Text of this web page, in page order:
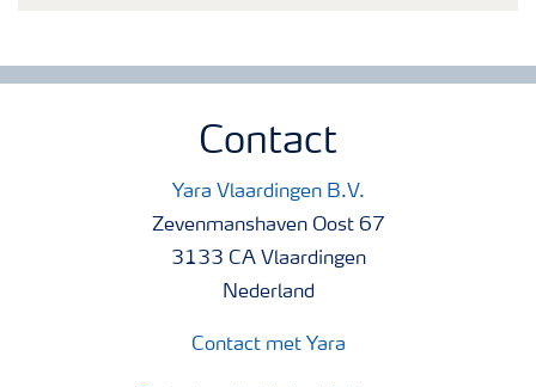
Contact
Yara Vlaardingen B.V.
Zevenmanshaven Oost 67
3133 CA Vlaardingen
Nederland
Contact met Yara